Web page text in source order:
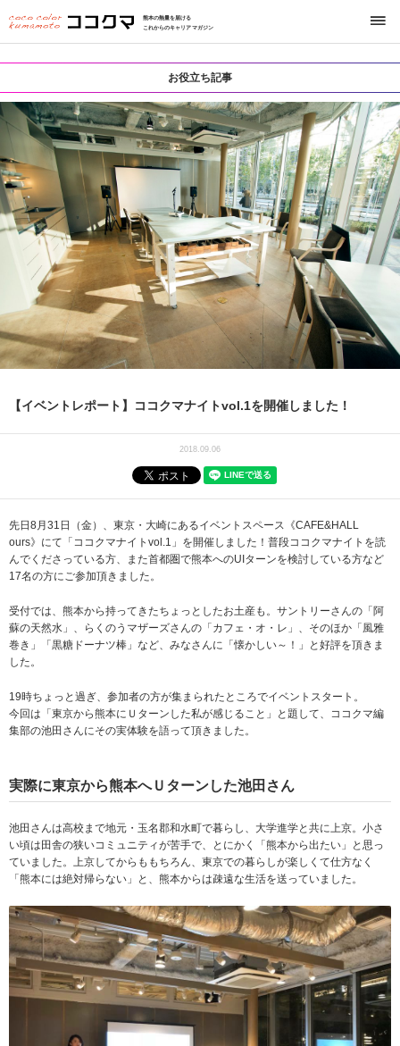
熊本の熱量を届ける
これからのキャリアマガジン
お役立ち記事
【イベントレポート】ココクマナイトvol.1を開催しました！
2018.09.06
先日8月31日（金）、東京・大崎にあるイベントスペース《CAFE&HALL
ours》にて「ココクマナイトvol.1」を開催しました！普段ココクマナイトを読
んでくださっている方、また首都圏で熊本へのUIターンを検討している方など
17名の方にご参加頂きました。
受付では、熊本から持ってきたちょっとしたお土産も。サントリーさんの「阿
蘇の天然水」、らくのうマザーズさんの「カフェ・オ・レ」、そのほか「風雅
巻き」「黒糖ドーナツ棒」など、みなさんに「懐かしい～！」と好評を頂きま
した。
19時ちょっと過ぎ、参加者の方が集まられたところでイベントスタート。
今回は「東京から熊本にＵターンした私が感じること」と題して、ココクマ編
集部の池田さんにその実体験を語って頂きました。
実際に東京から熊本へＵターンした池田さん
池田さんは高校まで地元・玉名郡和水町で暮らし、大学進学と共に上京。小さ
い頃は田舎の狭いコミュニティが苦手で、とにかく「熊本から出たい」と思っ
ていました。上京してからももちろん、東京での暮らしが楽しくて仕方なく
「熊本には絶対帰らない」と、熊本からは疎遠な生活を送っていました。